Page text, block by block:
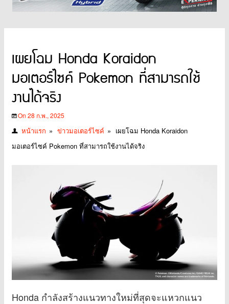
เผยโฉม Honda Koraidon
มอเตอร์ไซค์ Pokemon ที่สามารถใช้
งานได้จริง
On 28 ก.พ., 2025
หน้าแรก » ข่าวมอเตอร์ไซค์ » เผยโฉม Honda Koraidon
มอเตอร์ไซค์ Pokemon ที่สามารถใช้งานได้จริง
Honda กำลังสร้างแนวทางใหม่ที่สุดจะแหวกแนว